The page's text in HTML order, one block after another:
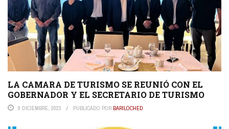
LA CAMARA DE TURISMO SE REUNIÓ CON EL
GOBERNADOR Y EL SECRETARIO DE TURISMO
9 DICIEMBRE, 2023 PUBLICADO POR BARILOCHED